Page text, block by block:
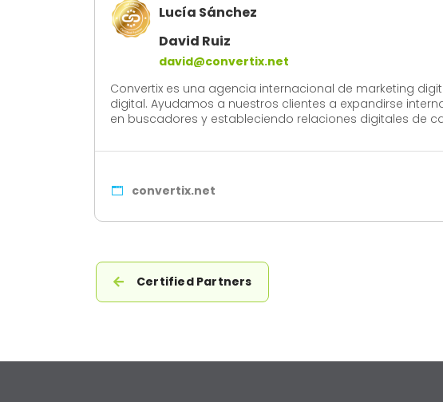
Lucía Sánchez
David Ruiz
david@convertix.net
Convertix es una agencia internacional de marketing
digital. Ayudamos a nuestros clientes a expandirse
en buscadores y estableciendo relaciones digitales de
convertix.net
Certified Partners